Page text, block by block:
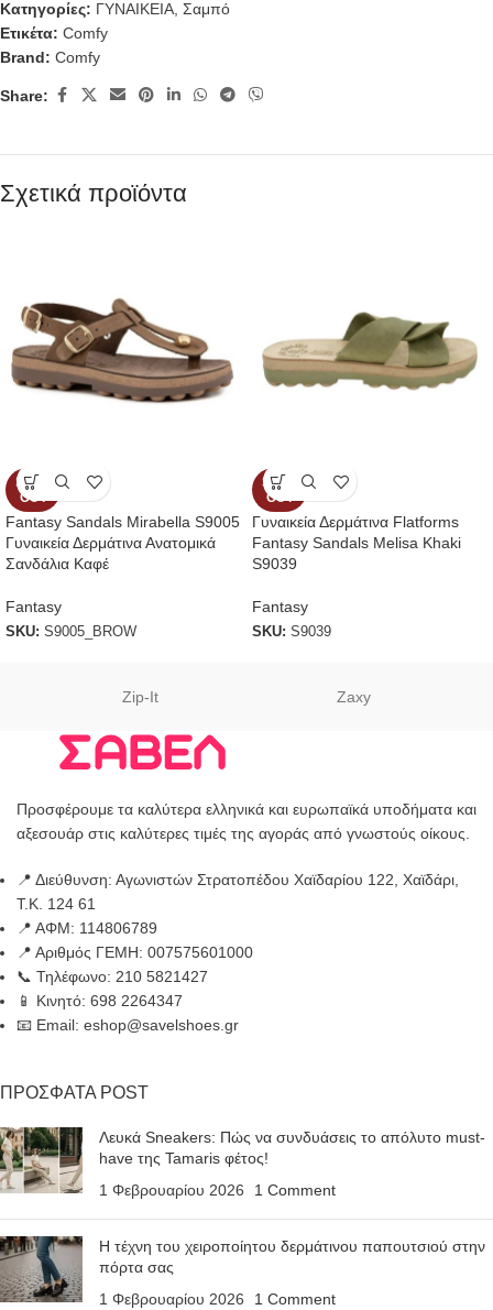
Κατηγορίες: ΓΥΝΑΙΚΕΙΑ Σαμπό
Ετικέτα: Comfy
Brand: Comfy
Share:
Σχετικά προϊόντα
SOLD
OUT
Fantasy Sandals Mirabella S9005
Γυναικεία Δερμάτινα Ανατομικά
Σανδάλια Καφέ
Fantasy
SKU: S9005_BROW
SOLD
OUT
Γυναικεία Δερμάτινα Flatforms
Fantasy Sandals Melisa Khaki
S9039
Fantasy
SKU: S9039
Zip-It Zaxy
Προσφέρουμε τα καλύτερα ελληνικά και ευρωπαϊκά υποδήματα και
αξεσουάρ στις καλύτερες τιμές της αγοράς από γνωστούς οίκους.
📍 Διεύθυνση: Αγωνιστών Στρατοπέδου Χαϊδαρίου 122, Χαϊδάρι,
Τ.Κ. 124 61
📍 ΑΦΜ: 114806789
📍 Αριθμός ΓΕΜΗ: 007575601000
📞 Τηλέφωνο: 210 5821427
📱 Κινητό: 698 2264347
📧 Email: eshop@savelshoes.gr
ΠΡΟΣΦΑΤΑ POST
Λευκά Sneakers: Πώς να συνδυάσεις το απόλυτο must-
have της Tamaris φέτος!
1 Φεβρουαρίου 2026
1 Comment
Η τέχνη του χειροποίητου δερμάτινου παπουτσιού στην
πόρτα σας
1 Φεβρουαρίου 2026
1 Comment